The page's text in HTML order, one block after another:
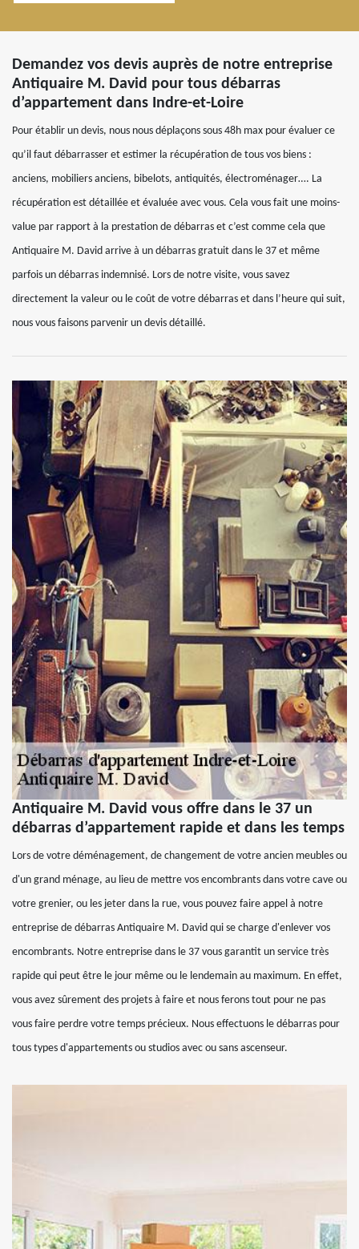
Demandez vos devis auprès de notre entreprise
Antiquaire M. David pour tous débarras
d’appartement dans Indre-et-Loire
Pour établir un devis, nous nous déplaçons sous 48h max pour évaluer ce
qu’il faut débarrasser et estimer la récupération de tous vos biens :
anciens, mobiliers anciens, bibelots, antiquités, électroménager…. La
récupération est détaillée et évaluée avec vous. Cela vous fait une moins-
value par rapport à la prestation de débarras et c’est comme cela que
Antiquaire M. David arrive à un débarras gratuit dans le 37 et même
parfois un débarras indemnisé. Lors de notre visite, vous savez
directement la valeur ou le coût de votre débarras et dans l’heure qui suit,
nous vous faisons parvenir un devis détaillé.
Antiquaire M. David vous offre dans le 37 un
débarras d’appartement rapide et dans les temps
Lors de votre déménagement, de changement de votre ancien meubles ou
d'un grand ménage, au lieu de mettre vos encombrants dans votre cave ou
votre grenier, ou les jeter dans la rue, vous pouvez faire appel à notre
entreprise de débarras Antiquaire M. David qui se charge d'enlever vos
encombrants. Notre entreprise dans le 37 vous garantit un service très
rapide qui peut être le jour même ou le lendemain au maximum. En effet,
vous avez sûrement des projets à faire et nous ferons tout pour ne pas
vous faire perdre votre temps précieux. Nous effectuons le débarras pour
tous types d'appartements ou studios avec ou sans ascenseur.